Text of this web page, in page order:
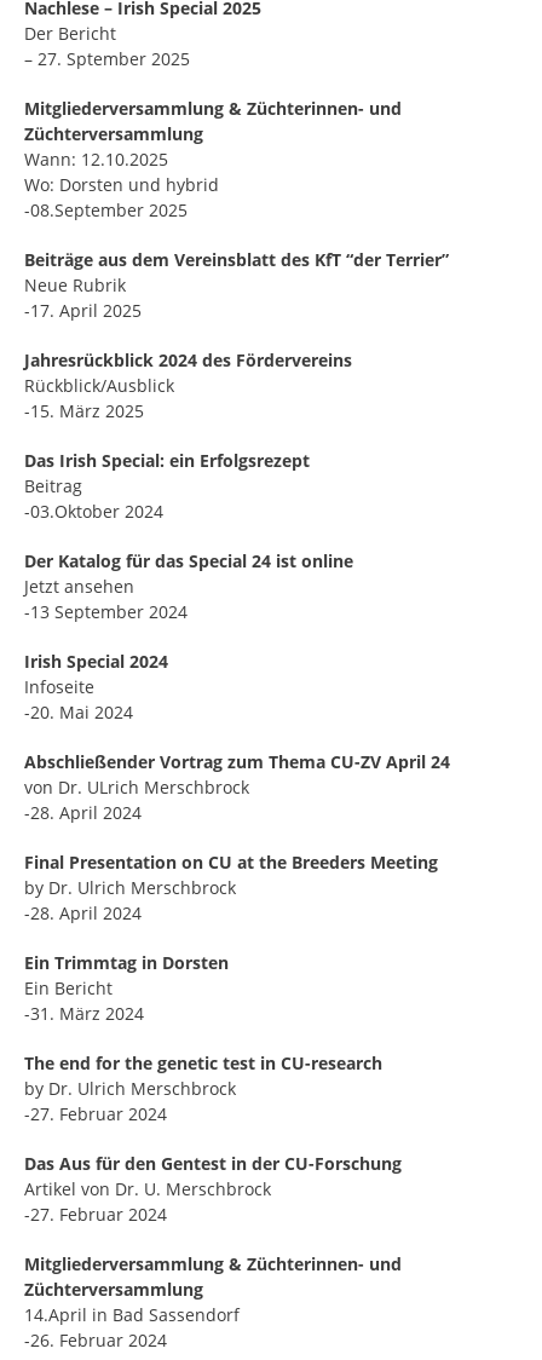
Nachlese – Irish Special 2025
Der Bericht
– 27. Sptember 2025
Mitgliederversammlung & Züchterinnen- und
Züchterversammlung
Wann: 12.10.2025
Wo: Dorsten und hybrid
-08.September 2025
Beiträge aus dem Vereinsblatt des KfT “der Terrier”
Neue Rubrik
-17. April 2025
Jahresrückblick 2024 des Fördervereins
Rückblick/Ausblick
-15. März 2025
Das Irish Special: ein Erfolgsrezept
Beitrag
-03.Oktober 2024
Der Katalog für das Special 24 ist online
Jetzt ansehen
-13 September 2024
Irish Special 2024
Infoseite
-20. Mai 2024
Abschließender Vortrag zum Thema CU-ZV April 24
von Dr. ULrich Merschbrock
-28. April 2024
Final Presentation on CU at the Breeders Meeting
by Dr. Ulrich Merschbrock
-28. April 2024
Ein Trimmtag in Dorsten
Ein Bericht
-31. März 2024
The end for the genetic test in CU-research
by Dr. Ulrich Merschbrock
-27. Februar 2024
Das Aus für den Gentest in der CU-Forschung
Artikel von Dr. U. Merschbrock
-27. Februar 2024
Mitgliederversammlung & Züchterinnen- und
Züchterversammlung
14.April in Bad Sassendorf
-26. Februar 2024